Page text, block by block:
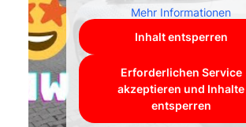
Mehr Informationen
Inhalt entsperren
Erforderlichen Service
akzeptieren und Inhalte
entsperren